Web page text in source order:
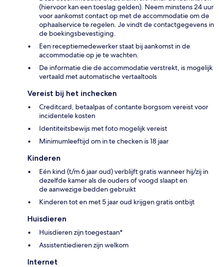
(hiervoor kan een toeslag gelden). Neem minstens 24 uur
voor aankomst contact op met de accommodatie om de
ophaalservice te regelen. Je vindt de contactgegevens in
de boekingsbevestiging.
Een receptiemedewerker staat bij aankomst in de
accommodatie op je te wachten.
De informatie die de accommodatie verstrekt, is mogelijk
vertaald met automatische vertaaltools
Vereist bij het inchecken
Creditcard, betaalpas of contante borgsom vereist voor
incidentele kosten
Identiteitsbewijs met foto mogelijk vereist
Minimumleeftijd om in te checken is 18 jaar
Kinderen
Eén kind (t/m 6 jaar oud) verblijft gratis wanneer hij/zij in
dezelfde kamer als de ouders of voogd slaapt en
de aanwezige bedden gebruikt
Kinderen tot en met 5 jaar oud krijgen gratis ontbijt
Huisdieren
Huisdieren zijn toegestaan*
Assistentiedieren zijn welkom
Internet